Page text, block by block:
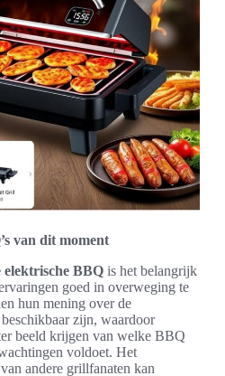
van dit moment
elektrische BBQ is het belangrijk
goed in overweging te
hun mening over de
zijn, waardoor
beeld krijgen van welke BBQ
voldoet. Het
andere grillfanaten kan